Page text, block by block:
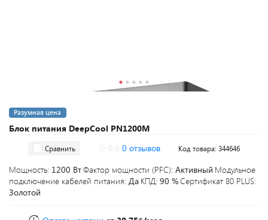
Блок питания DeepCool PN1200M
Разумная цена
Сравнить 0 отзывов Код товара: 344646
Мощность: 1200 ВтФактор мощности (PFC): Активный Модульное
подключение кабелей питания: Да КПД: 90 %Сертификат 80 PLUS:
Золотой